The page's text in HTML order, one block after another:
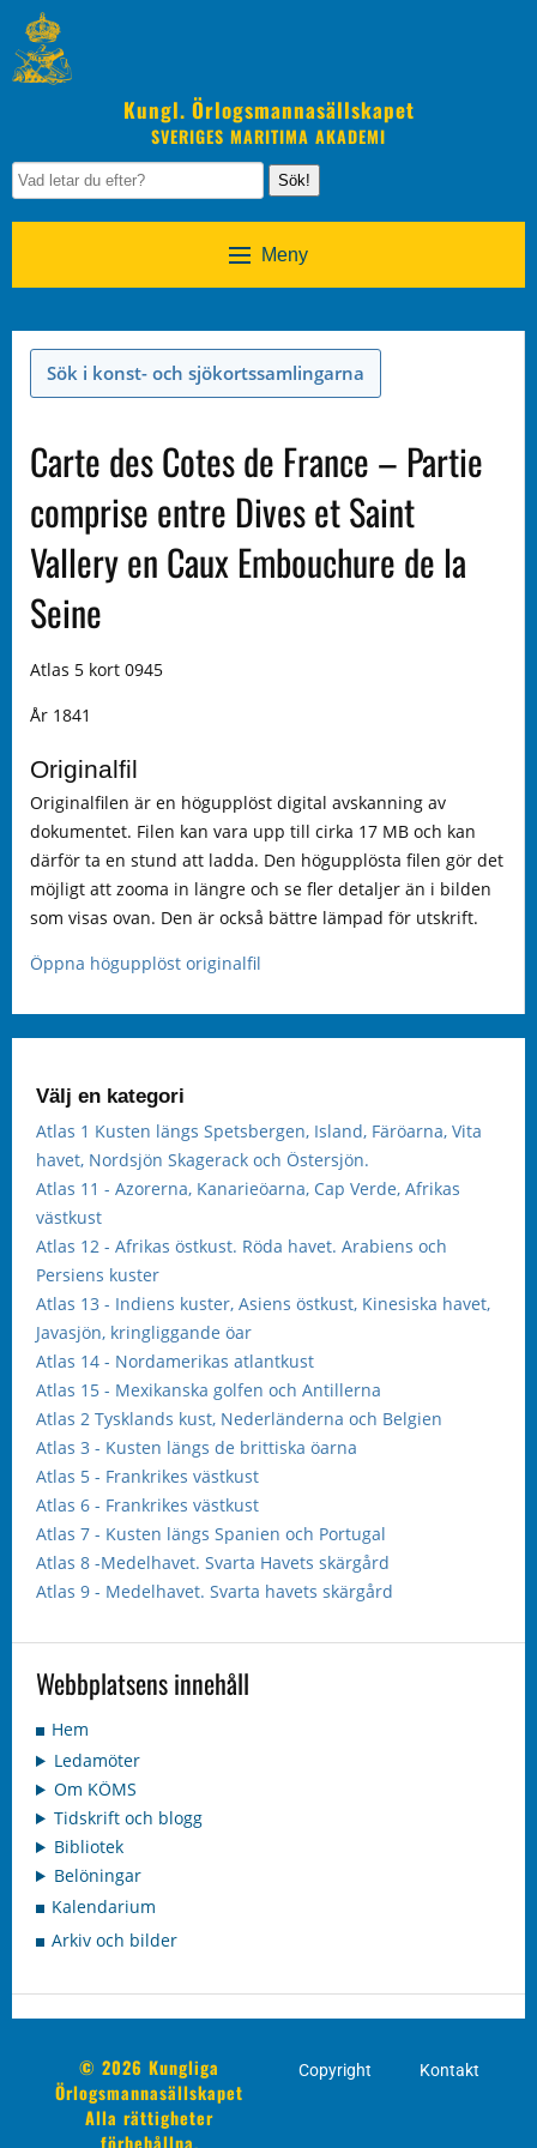
Kungl. Örlogsmannasällskapet
SVERIGES MARITIMA AKADEMI
Sök!
Meny
Sök i konst- och sjökortssamlingarna
Carte des Cotes de France – Partie
comprise entre Dives et Saint
Vallery en Caux Embouchure de la
Seine
Atlas 5 kort 0945
År 1841
Originalfil
Originalfilen är en högupplöst digital avskanning av
dokumentet. Filen kan vara upp till cirka 17 MB och kan
därför ta en stund att ladda. Den högupplösta filen gör det
möjligt att zooma in längre och se fler detaljer än i bilden
som visas ovan. Den är också bättre lämpad för utskrift.
Öppna högupplöst originalfil
Välj en kategori
Atlas 1 Kusten längs Spetsbergen, Island, Färöarna, Vita
havet, Nordsjön Skagerack och Östersjön.
Atlas 11 - Azorerna, Kanarieöarna, Cap Verde, Afrikas
västkust
Atlas 12 - Afrikas östkust. Röda havet. Arabiens och
Persiens kuster
Atlas 13 - Indiens kuster, Asiens östkust, Kinesiska havet,
Javasjön, kringliggande öar
Atlas 14 - Nordamerikas atlantkust
Atlas 15 - Mexikanska golfen och Antillerna
Atlas 2 Tysklands kust, Nederländerna och Belgien
Atlas 3 - Kusten längs de brittiska öarna
Atlas 5 - Frankrikes västkust
Atlas 6 - Frankrikes västkust
Atlas 7 - Kusten längs Spanien och Portugal
Atlas 8 -Medelhavet. Svarta Havets skärgård
Atlas 9 - Medelhavet. Svarta havets skärgård
Webbplatsens innehåll
Hem
Ledamöter
Om KÖMS
Tidskrift och blogg
Bibliotek
Belöningar
Kalendarium
Arkiv och bilder
© 2026 Kungliga
Örlogsmannasällskapet
Alla rättigheter
förbehållna.
Copyright Kontakt